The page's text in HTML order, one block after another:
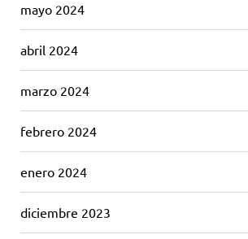
mayo 2024
abril 2024
marzo 2024
febrero 2024
enero 2024
diciembre 2023